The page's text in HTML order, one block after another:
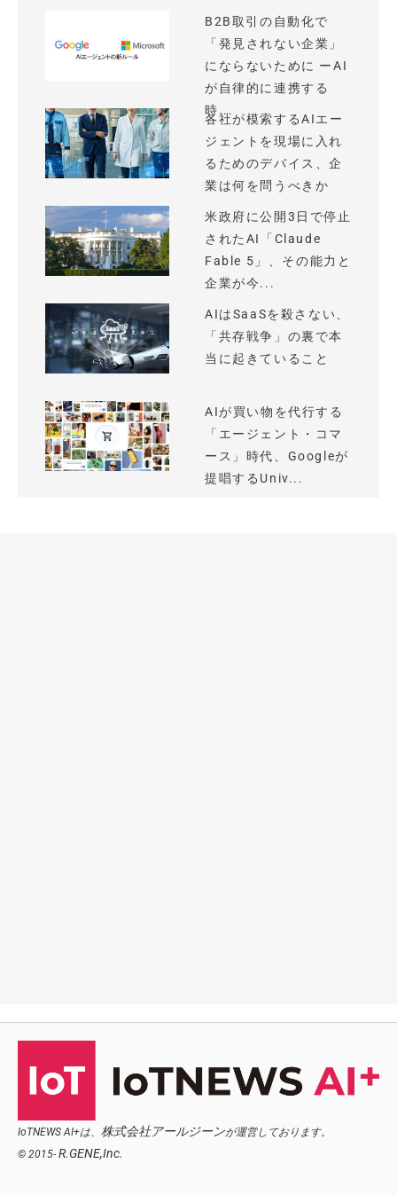
B2B取引の自動化で
「発見されない企業」
にならないために ーAI
が自律的に連携する
時...
各社が模索するAIエー
ジェントを現場に入れ
るためのデバイス、企
業は何を問うべきか
米政府に公開3日で停止
されたAI「Claude
Fable 5」、その能力と
企業が今...
AIはSaaSを殺さない、
「共存戦争」の裏で本
当に起きていること
AIが買い物を代行する
「エージェント・コマ
ース」時代、Googleが
提唱するUniv...
IoTNEWS AI+は、 株式会社アールジーンが運営しております。
© 2015- R.GENE,Inc.